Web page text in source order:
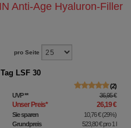
Anti-Age Hyaluron-Filler
pro Seite
LSF 30
2
UVP** 36,95 €
Unser Preis* 26,19 €
Sie sparen 10,76 €(29%)
Grundpreis
523,80 €pro 1 l